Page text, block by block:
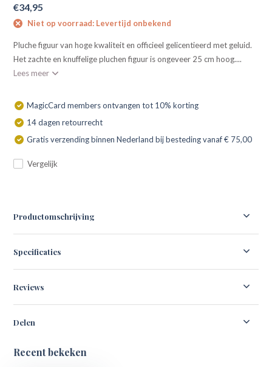
€34,95
Niet op voorraad: Levertijd onbekend
Pluche figuur van hoge kwaliteit en officieel gelicentieerd met geluid.
Het zachte en knuffelige pluchen figuur is ongeveer 25 cm hoog....
Lees meer
MagicCard members ontvangen tot 10% korting
14 dagen retourrecht
Gratis verzending binnen Nederland bij besteding vanaf € 75,00
Vergelijk
Productomschrijving
Specificaties
Reviews
Delen
Recent bekeken